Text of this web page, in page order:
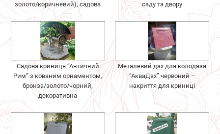
золото/коричневий), садова
саду та двору
Садова криниця “Античний
Рим” з кованим орнаментом,
бронза/золото/чорний,
декоративна
Металевий дах для колодязя
“АкваДах” червоний –
накриття для криниці